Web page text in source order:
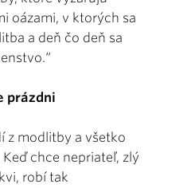
oázami, v ktorých sa
a deň čo deň sa
prázdni
z modlitby a všetko
chce nepriateľ, zlý
robí tak